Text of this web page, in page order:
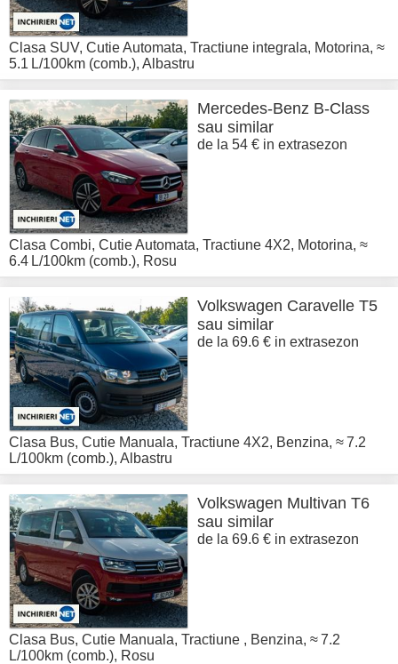
Clasa SUV, Cutie Automata, Tractiune integrala, Motorina, ≈
5.1 L/100km (comb.), Albastru
Mercedes-Benz B-Class
sau similar
de la 54 € in extrasezon
Clasa Combi, Cutie Automata, Tractiune 4X2, Motorina, ≈
6.4 L/100km (comb.), Rosu
Volkswagen Caravelle T5
sau similar
de la 69.6 € in extrasezon
Clasa Bus, Cutie Manuala, Tractiune 4X2, Benzina, ≈ 7.2
L/100km (comb.), Albastru
Volkswagen Multivan T6
sau similar
de la 69.6 € in extrasezon
Clasa Bus, Cutie Manuala, Tractiune , Benzina, ≈ 7.2
L/100km (comb.), Rosu